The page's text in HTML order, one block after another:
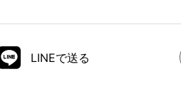
吉祥寺ギャラリー
LINEで送る